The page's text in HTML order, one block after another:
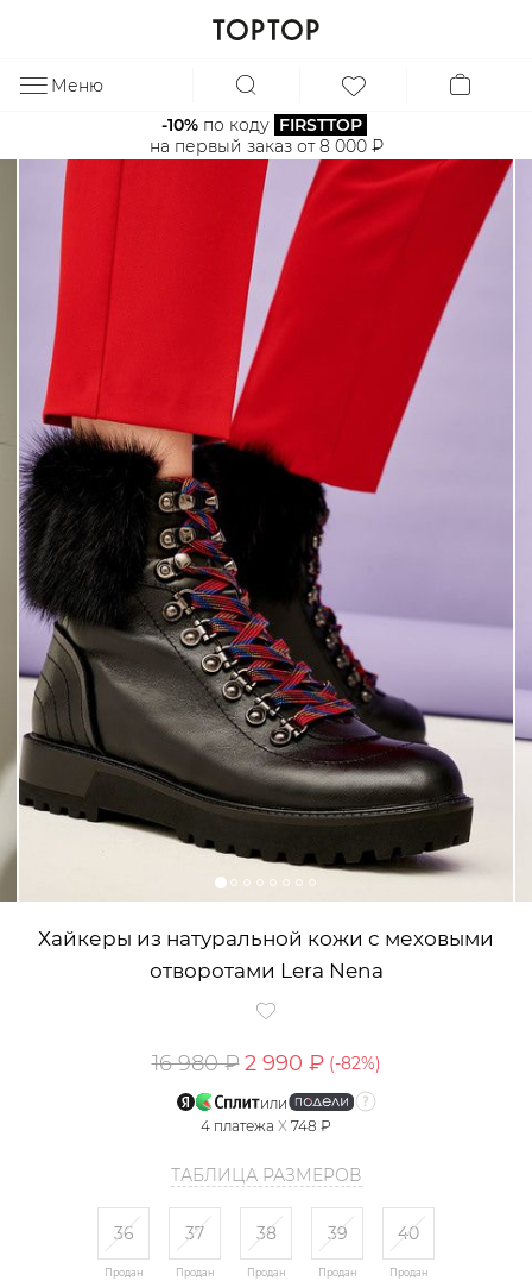
Меню
-10% по коду FIRSTTOP
на первый заказ от 8 000 ₽
Хайкеры из натуральной кожи с меховыми
отворотами Lera Nena
16 980 ₽ 2 990 ₽ (-82%)
или
4 платежа X 748 ₽
ТАБЛИЦА РАЗМЕРОВ
36
Продан
37
Продан
38
Продан
39
Продан
40
Продан